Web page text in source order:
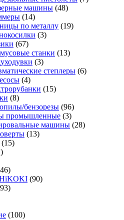
машины (48)
(14)
по металлу (19)
(3)
(67)
станки (13)
(3)
степлеры (6)
(4)
(15)
(8)
бензорезы (96)
промышленные (3)
машины (28)
(13)
(15)
(90)
(100)